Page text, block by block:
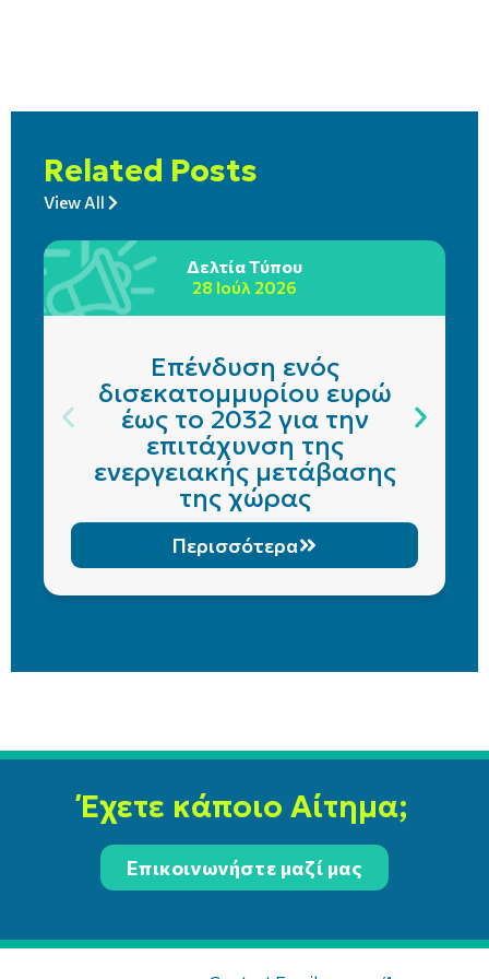
Related Posts
View All
Δελτία Τύπου
28 Ιούλ 2026
Επένδυση ενός
δισεκατομμυρίου ευρώ
έως το 2032 για την
επιτάχυνση της
ενεργειακής μετάβασης
της χώρας
Περισσότερα
Έχετε κάποιο Αίτημα;
Επικοινωνήστε μαζί μας